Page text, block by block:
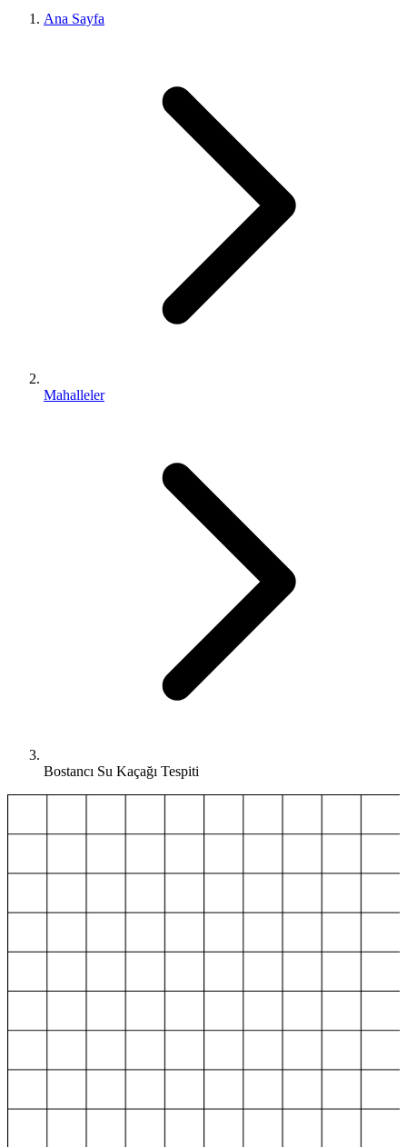
Ana Sayfa
Mahalleler
Bostancı Su Kaçağı Tespiti